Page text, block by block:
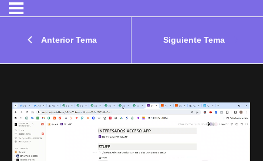
Anterior Tema Siguiente Tema